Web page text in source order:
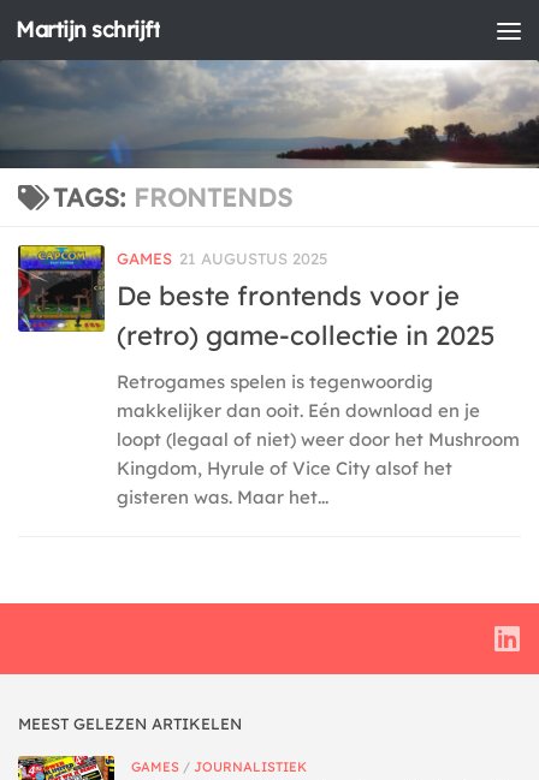
Doorgaan naar inhoud
Martijn schrijft
TAGS: FRONTENDS
GAMES 21 AUGUSTUS 2025
De beste frontends voor je
(retro) game-collectie in 2025
Retro­games spelen is tegenwoordig
makkelijker dan ooit. Eén download en je
loopt (legaal of niet) weer door het Mushroom
Kingdom, Hyrule of Vice City alsof het
gisteren was. Maar het...
MEEST GELEZEN ARTIKELEN
GAMES / JOURNALISTIEK